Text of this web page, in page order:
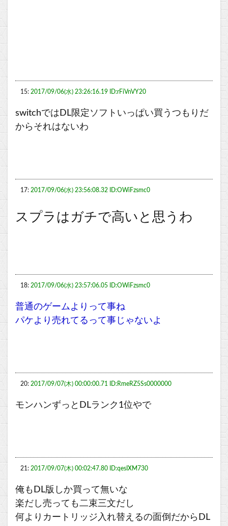
15: 2017/09/06(水) 23:26:16.19 ID:rFiVnVY20
switchではDL限定ソフトいっぱい買うつもりだ
からそれはないわ
17: 2017/09/06(水) 23:56:08.32 ID:OWiFzsmc0
スプラはガチで高いと思うわ
18: 2017/09/06(水) 23:57:06.05 ID:OWiFzsmc0
普通のゲームよりって事ね
パケより売れてるって事じゃないよ
20: 2017/09/07(木) 00:00:00.71 ID:RmeRZ5Ss0000000
モンハンずっとDLランク1位やで
21: 2017/09/07(木) 00:02:47.80 ID:qesIXM730
俺もDL版しか買って無いな
楽だし売っても二束三文だし
何よりカートリッジ入れ替えるの面倒だからDL